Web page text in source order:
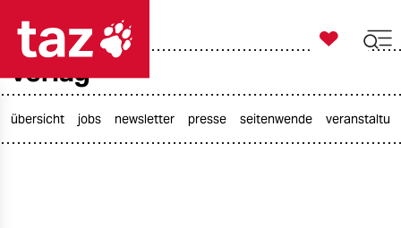
taz zahl ich

taz zahl ich
verlag
übersicht jobs newsletter presse seitenwende